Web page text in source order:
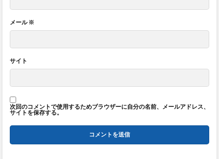
メール※
サイト
次回のコメントで使用するためブラウザーに自分の名前、メールアドレス、
サイトを保存する。